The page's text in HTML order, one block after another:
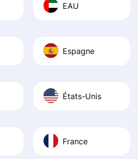
EAU
Espagne
États-Unis
France